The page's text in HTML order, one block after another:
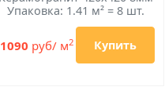
Упаковка: 1.41 м² = 8 шт.
1090 руб/ м2 Купить